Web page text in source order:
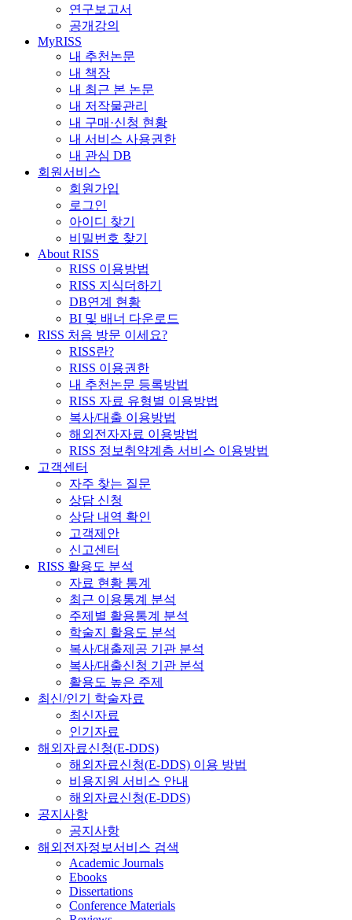
연구보고서
공개강의
MyRISS
내 추천논문
내 책장
내 최근 본 논문
내 저작물관리
내 구매·신청 현황
내 서비스 사용권한
내 관심 DB
회원서비스
회원가입
로그인
아이디 찾기
비밀번호 찾기
About RISS
RISS 이용방법
RISS 지식더하기
DB연계 현황
BI 및 배너 다운로드
RISS 처음 방문 이세요?
RISS란?
RISS 이용권한
내 추천논문 등록방법
RISS 자료 유형별 이용방법
복사/대출 이용방법
해외전자자료 이용방법
RISS 정보취약계층 서비스 이용방법
고객센터
자주 찾는 질문
상담 신청
상담 내역 확인
고객제안
신고센터
RISS 활용도 분석
자료 현황 통계
최근 이용통계 분석
주제별 활용통계 분석
학술지 활용도 분석
복사/대출제공 기관 분석
복사/대출신청 기관 분석
활용도 높은 주제
최신/인기 학술자료
최신자료
인기자료
해외자료신청(E-DDS)
해외자료신청(E-DDS) 이용 방법
비용지원 서비스 안내
해외자료신청(E-DDS)
공지사항
공지사항
해외전자정보서비스 검색
Academic Journals
Ebooks
Dissertations
Conference Materials